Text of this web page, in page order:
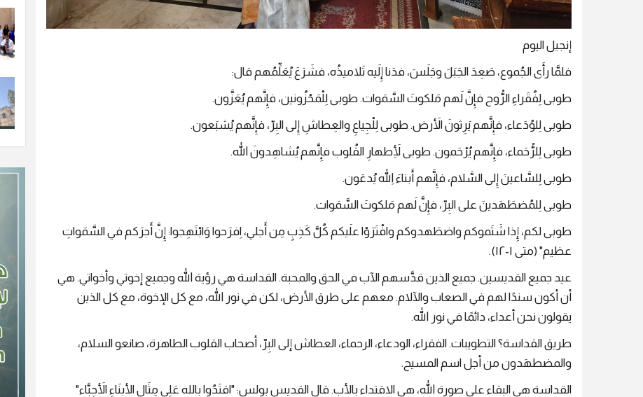
إنجيل اليوم
فلمَّا رأَى الجُموع، صَعِدَ الجَبَلَ وجَلَسَ، فدَنا إِلَيه تَلاميذُه، فشَرَعَ يُعَلِّمُهم قال:
طوبى لِفُقَراءِ الرُّوح فإِنَّ لَهم مَلكوتَ السَّمَوات. طوبى لِلْمَحْزُونين، فإِنَّهم يُعَزَّون.
طوبى لِلوُدَعاء، فإِنَّهم يَرِثونَ الأَرض. طوبى لِلْجِياعِ والعِطاشِ إِلى البِرّ، فإِنَّهم يُشبَعون.
طوبى لِلرُّحَماء، فإِنَّهم يُرْحَمون. طوبى لِأَطهارِ القُلوب فإِنَّهم يُشاهِدونَ الله.
طوبى لِلسَّاعينَ إِلى السَّلام، فإِنَّهم أَبناءَ اللهِ يُدعَون.
طوبى لِلمُضطَهَدينَ على البِرّ، فإِنَّ لَهم مَلكوتَ السَّمَوات.
طوبى لكم، إِذا شَتَموكم واضطَهدوكم وافْتَرَوْا علَيكم كُلَّ كَذِبٍ مِن أَجلي، اِفرَحوا وَابْتَهِجوا: إِنَّ أَجرَكم في السَّمَواتِ
عظيم" (متى ١-١٢).
عيد جميع القديسين. جميع الذين قدَّسهم الآب في الحق والمحبة. القداسة هي رؤية الله وجميع إخوتي وأخواتي. هي
أن أكون سندًا لهم في الصعاب والآلام. معهم على طرق الأرض، لكن في نور الله، مع كل الإخوة، مع كل الذين
يقولون نحن أعداء، دائمًا في نور الله.
طريق القداسة؟ التطويبات. الفقراء، الودعاء، الرحماء، العطاش إلى البِرّ، أصحاب القلوب الطاهرة، صانعو السلام،
والمضطهَدون من أجل اسم المسيح.
القداسة هي البقاء على صورة الله، هي الاقتداء بالأب. قال القديس بولس: "اقتَدُوا بِالله عَلِى مِثَالِ الأبنَاءِ الأَحِبَّاء"